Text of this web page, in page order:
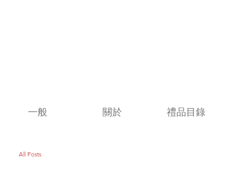
一般 關於 禮品目錄
All Posts